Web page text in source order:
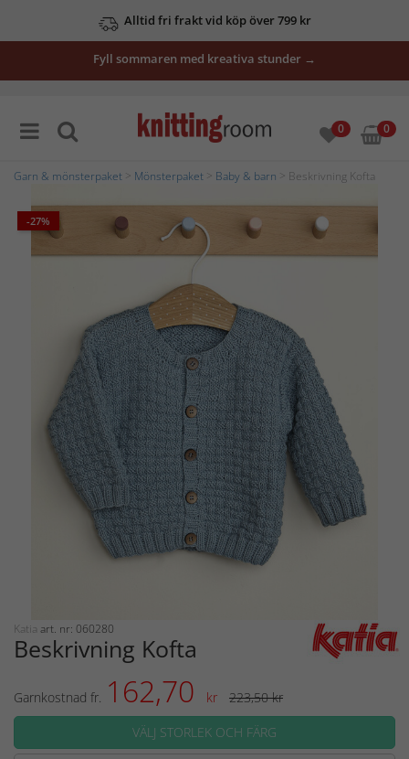
Alltid fri frakt vid köp över 799 kr
Fyll sommaren med kreativa stunder →
0 0
Garn & mönsterpaket Mönsterpaket Baby & barn > Beskrivning Kofta
-27%
Katia art. nr: 060280
Beskrivning Kofta
Garnkostnad fr. 162,70 kr
223,50 kr
VÄLJ STORLEK OCH FÄRG